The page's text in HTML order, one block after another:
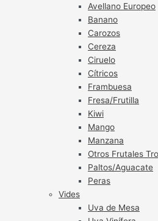
Avellano Europeo
Banano
Carozos
Cereza
Ciruelo
Cítricos
Frambuesa
Fresa/Frutilla
Kiwi
Mango
Manzana
Otros Frutales
Paltos/Aguacate
Peras
Vides
Uva de Mesa